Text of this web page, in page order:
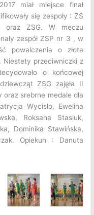
miał miejsce finał
się zespoły : ZS
ZSG. W meczu
zespół ZSP nr 3 , w
powalczenia o złote
Niestety przeciwniczki z
o końcowej
ZSG zajęła II
oraz srebrne medale dla
Wycisło, Ewelina
Roksana Stasiuk,
Dominika Stawińska,
Opiekun : Danuta